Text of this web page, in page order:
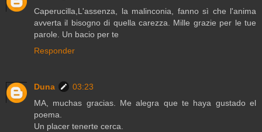
Caperucilla,L'assenza, la malinconia, fanno sì che l'anima
avverta il bisogno di quella carezza. Mille grazie per le tue
parole. Un bacio per te
Responder
Duna
03:23
MA, muchas gracias. Me alegra que te haya gustado el
poema.
Un placer tenerte cerca.